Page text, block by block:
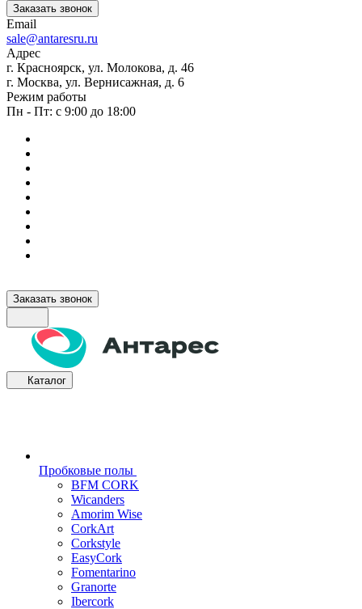
Заказать звонок
Email
sale@antaresru.ru
Адрес
г. Красноярск, ул. Молокова, д. 46
г. Москва, ул. Вернисажная, д. 6
Режим работы
Пн - Пт: с 9:00 до 18:00
Заказать звонок
Каталог
Пробковые полы
BFM CORK
Wicanders
Amorim Wise
CorkArt
Corkstyle
EasyCork
Fomentarino
Granorte
Ibercork